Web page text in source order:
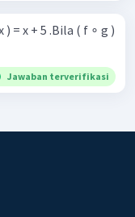
) = x + 5 .Bila ( f ∘ g )
Jawaban terverifikasi